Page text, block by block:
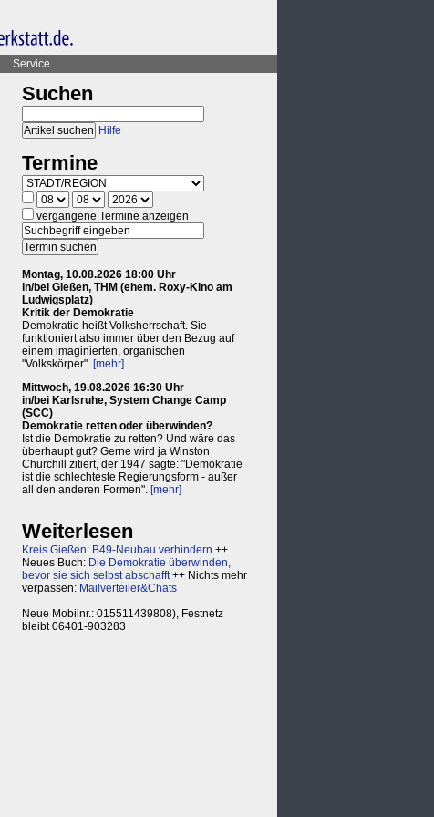
Service
Suchen
Hilfe
Termine
vergangene Termine anzeigen
Montag, 10.08.2026 18:00 Uhr
in/bei Gießen, THM (ehem. Roxy-Kino am
Ludwigsplatz)
Kritik der Demokratie
Demokratie heißt Volksherrschaft. Sie
funktioniert also immer über den Bezug auf
einem imaginierten, organischen
"Volkskörper". [mehr]
Mittwoch, 19.08.2026 16:30 Uhr
in/bei Karlsruhe, System Change Camp
(SCC)
Demokratie retten oder überwinden?
Ist die Demokratie zu retten? Und wäre das
überhaupt gut? Gerne wird ja Winston
Churchill zitiert, der 1947 sagte: "Demokratie
ist die schlechteste Regierungsform - außer
all den anderen Formen". [mehr]
Weiterlesen
Kreis Gießen: B49-Neubau verhindern ++
Neues Buch: Die Demokratie überwinden,
bevor sie sich selbst abschafft++ Nichts mehr
verpassen: Mailverteiler&Chats
Neue Mobilnr.: 015511439808), Festnetz
bleibt 06401-903283